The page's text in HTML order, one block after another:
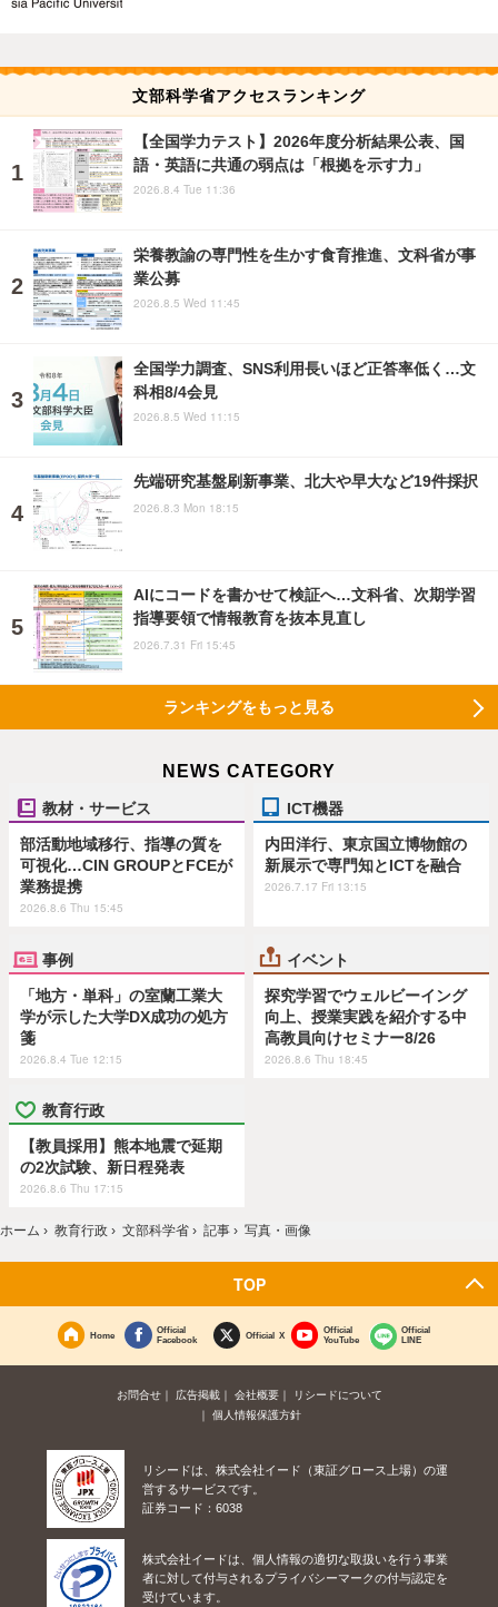
文部科学省アクセスランキング
【全国学力テスト】2026年度分析結果公表、国
語・英語に共通の弱点は「根拠を示す力」
2026.8.4 Tue 11:36
栄養教諭の専門性を生かす食育推進、文科省が事
業公募
2026.8.5 Wed 11:45
全国学力調査、SNS利用長いほど正答率低く…文
科相8/4会見
2026.8.5 Wed 11:15
先端研究基盤刷新事業、北大や早大など19件採択
2026.8.3 Mon 18:15
AIにコードを書かせて検証へ…文科省、次期学習
指導要領で情報教育を抜本見直し
2026.7.31 Fri 15:45
ランキングをもっと見る
NEWS CATEGORY
教材・サービス
部活動地域移行、指導の質を
可視化…CIN GROUPとFCEが
業務提携
2026.8.6 Thu 15:45
ICT機器
内田洋行、東京国立博物館の
新展示で専門知とICTを融合
2026.7.17 Fri 13:15
事例
「地方・単科」の室蘭工業大
学が示した大学DX成功の処方
箋
2026.8.4 Tue 12:15
イベント
探究学習でウェルビーイング
向上、授業実践を紹介する中
高教員向けセミナー8/26
2026.8.6 Thu 18:45
教育行政
【教員採用】熊本地震で延期
の2次試験、新日程発表
2026.8.6 Thu 17:15
ホーム › 教育行政 › 文部科学省 › 記事 › 写真・画像
TOP
Home
Official
Facebook
Official X
Official
YouTube
Official
LINE
お問合せ 広告掲載 会社概要
リシードについて
個人情報保護方針
リシードは、株式会社イード（東証グロース上場）の運
営するサービスです。
証券コード：6038
株式会社イードは、個人情報の適切な取扱いを行う事業
者に対して付与されるプライバシーマークの付与認定を
受けています。